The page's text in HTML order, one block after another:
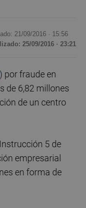
21/09/2016 · 15:56
25/09/2016 · 23:21
) por fraude en
de 6,82 millones
de un centro
5 de
empresarial
en forma de